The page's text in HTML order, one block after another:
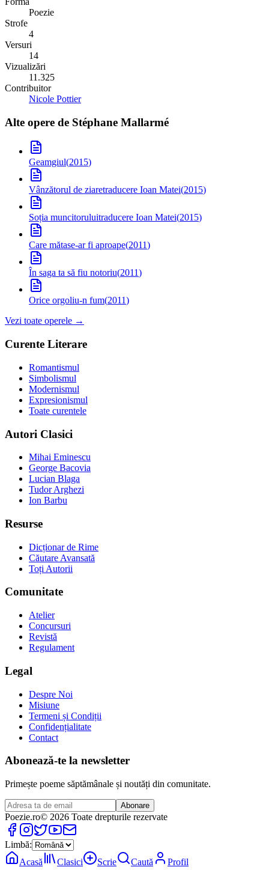
Poezie
Strofe
4
Versuri
14
Vizualizări
11.325
Contribuitor
Nicole Pottier
Alte opere de Stéphane Mallarmé
Geamgiul(2015)
Vânzătorul de ziaretraducere Ioan Matei(2015)
Soția muncitoruluitraducere Ioan Matei(2015)
Care mătase-ar fi aproape(2011)
În saga ta să fiu notoriu(2011)
Orice orgoliu-n fum(2011)
Vezi toate operele →
Curente Literare
Romantismul
Simbolismul
Modernismul
Expresionismul
Toate curentele
Autori Clasici
Mihai Eminescu
George Bacovia
Lucian Blaga
Tudor Arghezi
Ion Barbu
Resurse
Dicționar de Rime
Căutare Avansată
Toți Autorii
Comunitate
Atelier
Concursuri
Revistă
Regulament
Legal
Despre Noi
Misiune
Termeni și Condiții
Confidențialitate
Contact
Abonează-te la newsletter
Primește poeme săptămânale și noutăți din comunitate.
Abonare
Poezie.ro© 2026 Toate drepturile rezervate
Limbă:
Acasă
Clasici Scrie Caută Profil